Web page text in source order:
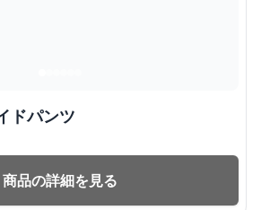
ドパンツ
商品の詳細を見る